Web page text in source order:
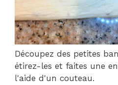
Découpez des petites
étirez-les et faites une
l'aide d'un couteau.